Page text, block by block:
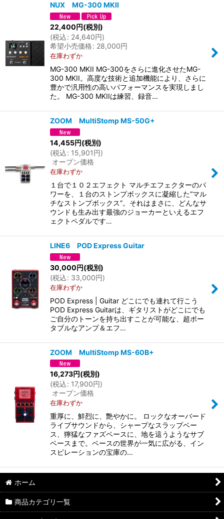
NUX MG-300 MKII
22,400円(税別)
(税込: 24,640円)
希望小売価格: 28,000円
在庫わずか
MG-300 MKII MG-300をさらに進化させたMG-
300 MKII。高度な技術と追加機能により、さらに
豊かで汎用性の高いパフォーマンスを実現しまし
た。 MG-300 MKIIは練習、録音…
ZOOM MultiStomp MS-50G+
14,455円(税別)
(税込: 15,901円)
オープン価格
在庫わずか
１台で１０２エフェクト マルチエフェクターのパ
ワーを、１台のストンプボックスに凝縮した“マル
チなストンプボックス”。それはまさに、どんなサ
ウンドも生み出す最強のジョーカーといえるエフ
ェクトペダルです…
LINE6 POD Express Guitar
30,000円(税別)
(税込: 33,000円)
在庫わずか
POD Express | Guitar どこにでも連れて行こう
POD Express Guitarは、ギタリストがどこにでも
ご自分のトーンを持ち出すことが可能な、超ポー
タブルなアンプ＆エフ…
ZOOM MultiStomp MS-60B+
16,273円(税別)
(税込: 17,900円)
オープン価格
在庫わずか
重厚に、鮮烈に、艶やかに。 ロックなオーバード
ライブサウンドから、シャープなスラップベー
ス、獰猛なファズベースに、地を這うようなサブ
ベースまで。ベースの世界が一気に広がる、イン
スピレーションの宝庫の…
ホーム
商品カテゴリ一覧